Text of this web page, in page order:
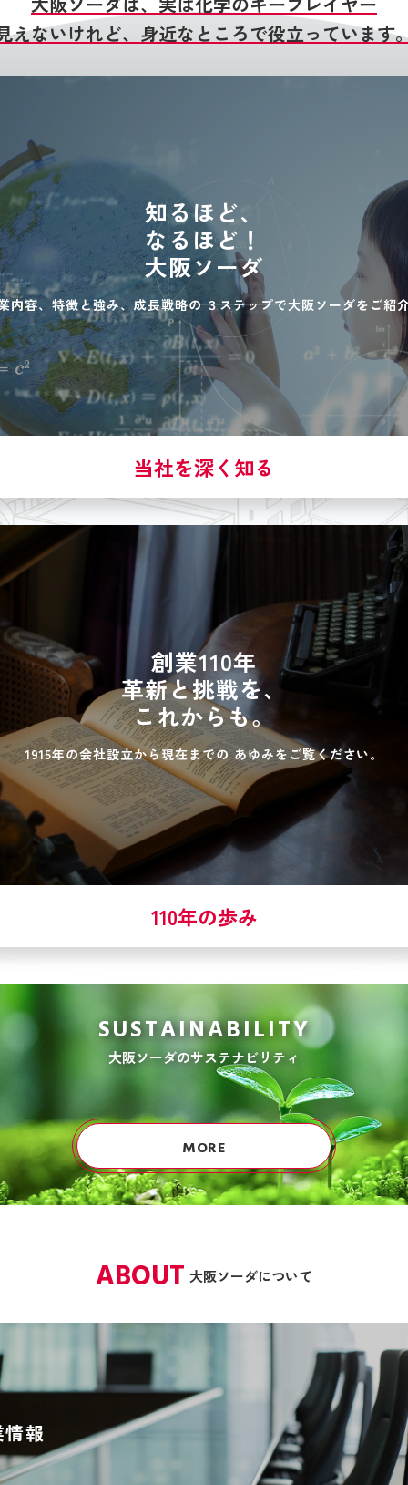
えないけれど、身近なところで役立っています
知るほど、
なるほど！
大阪ソーダ
内容、特徴と強み、成長戦略の３ステップで大阪ソーダをご紹
当社を深く知る
創業110年
革新と挑戦を、
これからも。
1915年の会社設立から現在までの あゆみをご覧ください。
110年の歩み
SUSTAINABILITY
大阪ソーダのサステナビリティ
MORE
大阪ソーダについて
ABOUT
報